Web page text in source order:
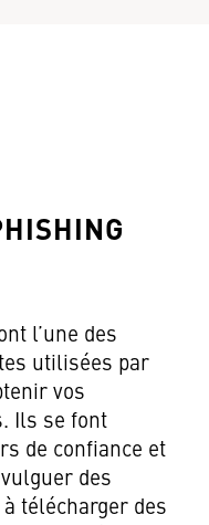
l’une des
utilisées par
vos
Ils se font
de confiance et
des
télécharger des